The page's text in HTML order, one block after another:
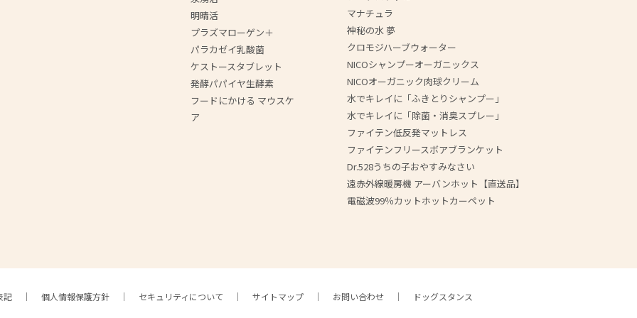
明晴活
プラズマローゲン＋
パラカゼイ乳酸菌
ケストースタブレット
発酵パパイヤ生酵素
フードにかける マウスケ
ア
マナチュラ
神秘の水 夢
クロモジハーブウォーター
NICOシャンプーオーガニックス
NICOオーガニック肉球クリーム
水でキレイに「ふきとりシャンプー」
水でキレイに「除菌・消臭スプレー」
ファイテン低反発マットレス
ファイテンフリースボアブランケット
Dr.528うちの子おやすみなさい
遠赤外線暖房機 アーバンホット【直送品】
電磁波99％カットホットカーペット
記 個人情報保護方針 セキュリティについて サイトマップ お問い合わせ ドッグスタンス